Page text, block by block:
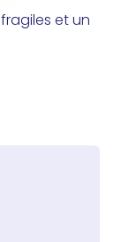
et un